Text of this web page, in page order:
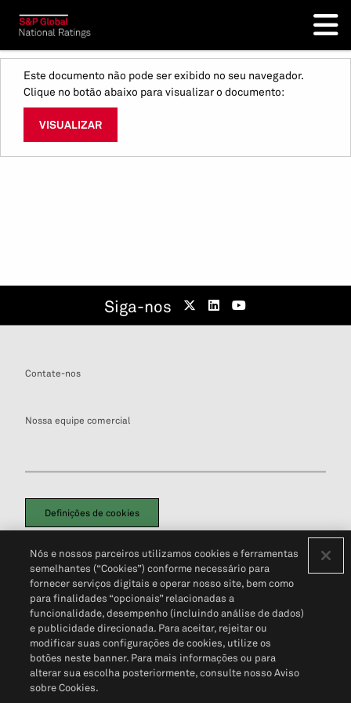
Este documento não pode ser exibido no seu navegador.
Clique no botão abaixo para visualizar o documento:
VISUALIZAR
Siga-nos
Contate-nos
Nossa equipe comercial
Definições de cookies
Política de PrivacidadePortal de privacidade do cliente (em inglês)
Não Venda Minhas Informações Pessoais© 2026 S&P Global
Nós e nossos parceiros utilizamos cookies e ferramentas
semelhantes (“Cookies”) conforme necessário para
fornecer serviços digitais e operar nosso site, bem como
para finalidades “opcionais” relacionadas a
funcionalidade, desempenho (incluindo análise de dados)
e publicidade direcionada. Para aceitar, rejeitar ou
modificar suas configurações de cookies, utilize os
botões neste banner. Para mais informações ou para
alterar sua escolha posteriormente, consulte nosso Aviso
sobre Cookies.